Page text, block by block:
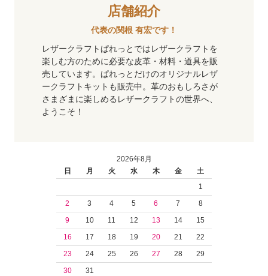
店舗紹介
代表の関根 有宏です！
レザークラフトぱれっとではレザークラフトを
楽しむ方のために必要な皮革・材料・道具を販
売しています。ぱれっとだけのオリジナルレザ
ークラフトキットも販売中。革のおもしろさが
さまざまに楽しめるレザークラフトの世界へ、
ようこそ！
2026年8月
日
月 火 水 木 金
土
1
2
3 4 5 6 7
8
9
10 11 12 13 14
15
16
17 18 19 20 21
22
23
24 25 26 27 28
29
30
31